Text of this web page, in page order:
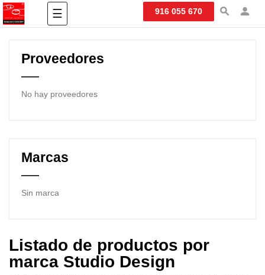
Navegación
de
☰ 916 055 670
Proveedores
No hay proveedores
Marcas
Sin marca
Listado de productos por
marca Studio Design